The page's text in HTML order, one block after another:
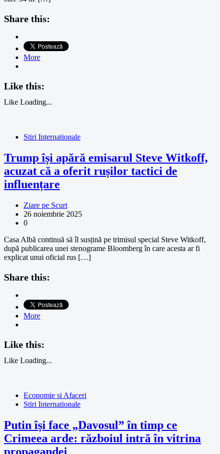
Share this:
More
Like this:
Like Loading...
Stiri Internationale
Trump își apără emisarul Steve Witkoff,
acuzat că a oferit rușilor tactici de
influențare
Ziare pe Scurt
26 noiembrie 2025
0
Casa Albă continuă să îl susțină pe trimisul special Steve Witkoff,
după publicarea unei stenograme Bloomberg în care acesta ar fi
explicat unui oficial rus […]
Share this:
More
Like this:
Like Loading...
Economie si Afaceri
Stiri Internationale
Putin își face „Davosul” în timp ce
Crimeea arde: războiul intră în vitrina